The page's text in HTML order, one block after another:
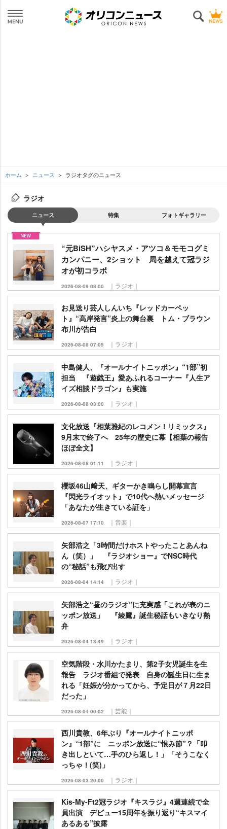
ホーム ニュース ラジオタグのニュース
ラジオ
ニュース 特集 フォトギャラリー
“元BiSH”ハシヤスメ・アツコ＆モモコグミ
カンパニー、2ショット 局を越えて冠ラジ
オが初コラボ
2026-08-09 08:00 ｜ラジオ｜
お見送り芸人しんいち『レッドカーペッ
ト』“高岸発言”炎上の舞台裏 トム・ブラウン
布川が告白
2026-08-08 07:05 ｜ラジオ｜
中島健人、『オールナイトニッポン』“1部”初
担当 『遊戯王』愛あふれるコーナー『人生ア
イズ相談ドラゴン』も実施
2026-08-08 03:00 ｜ラジオ｜
文化放送『相葉雅紀のレコメン！リミックス』
9月末で終了へ 25年の歴史に幕【相葉の報告
ほぼ全文】
2026-08-08 01:11 ｜ラジオ｜
櫻坂46山﨑天、ギターかき鳴らし開幕宣言
『閃光ライオット』で10代へ熱いメッセージ
「あなたが生きている証を」
2026-08-07 17:10 ｜音楽｜
矢部浩之「3時間だけホストやったことあんね
ん（笑）」 『ラジオショー』でNSC時代
の“秘話”も飛び出す
2026-08-04 14:14 ｜ラジオ｜
矢部浩之“昼のラジオ”に充実感「これが表のニ
ッポン放送」 『綾鷹』誕生秘話もいきなり熱
弁
2026-08-04 13:49 ｜ラジオ｜
空気階段・水川かたまり、第2子女児誕生を生
報告 ラジオ番組で発表 自身の誕生日に生ま
れる「妊娠が分かってから、予定日が７月22日
だった」
2026-08-04 00:02 ｜芸能｜
西川貴教、6年ぶり『オールナイトニッポ
ン』“1部”に ニッポン放送に“恨み節”？「叩
き出しといて…手のひら返し！」「そうこなく
っちゃ！(笑)」
2026-08-03 20:00 ｜ラジオ｜
Kis-My-Ft2冠ラジオ『キスラジ』4週連続で全
員出演 デビュー15周年を振り返り“キスマイ
あるある”披露